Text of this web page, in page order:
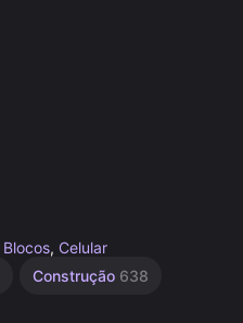
Blocos, Celular
Construção 638